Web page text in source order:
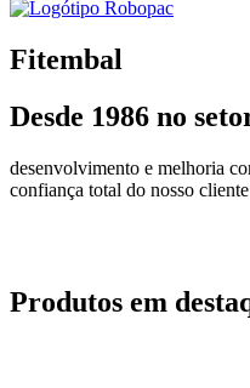
Fitembal
Desde 1986 no
desenvolvimento e melhoria
confiança total do nosso cliente
Produtos em